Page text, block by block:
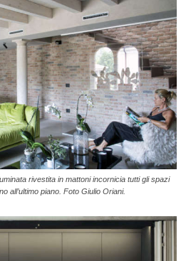
rivestita in mattoni incornicia tutti gli spazi
all’ultimo piano. Foto Giulio Oriani.